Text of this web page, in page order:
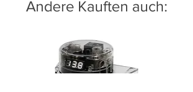
Andere Kauften auch: